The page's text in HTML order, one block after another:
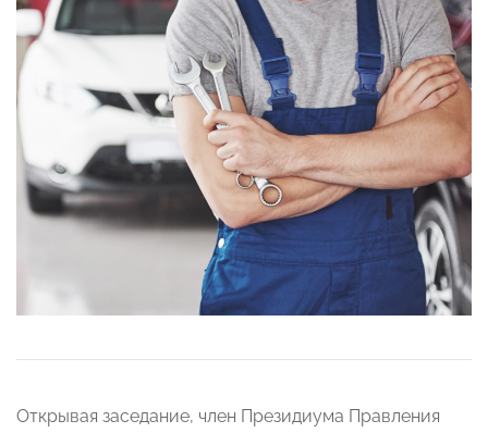
Открывая заседание, член Президиума Правления